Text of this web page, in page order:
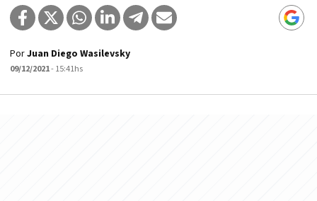
PorJuan Diego Wasilevsky
09/12/2021- 15:41hs